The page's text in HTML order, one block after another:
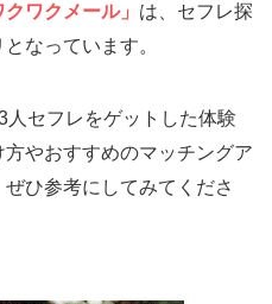
クワクメール」 は、セフレ探
なっています。
人セフレをゲットした体験
やおすすめのマッチングア
ひ参考にしてみてくださ